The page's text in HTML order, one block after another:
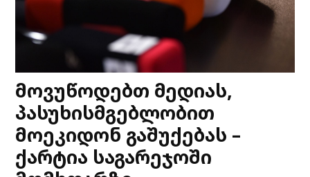
მოვუწოდებთ მედიას,
პასუხისმგებლობით
მოეკიდონ გაშუქებას –
ქარტია საგარეჯოში